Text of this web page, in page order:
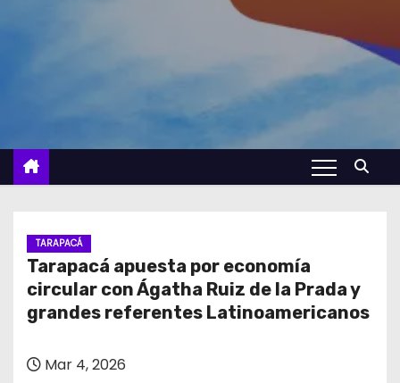
TARAPACÁ
Tarapacá apuesta por economía
circular con Ágatha Ruiz de la Prada y
grandes referentes Latinoamericanos
Mar 4, 2026